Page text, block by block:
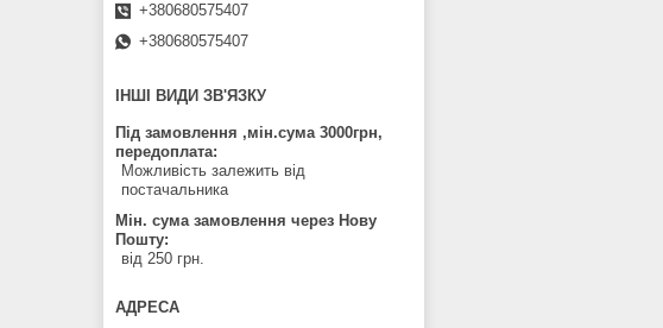
+380680575407
+380680575407
ІНШІ ВИДИ ЗВ'ЯЗКУ
Під замовлення ,мін.сума 3000грн,
передоплата
Можливість залежить від
постачальника
Мін. сума замовлення через Нову
Пошту
від 250 грн.